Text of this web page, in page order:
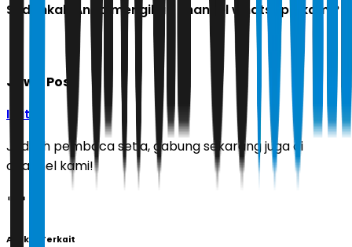
Sudahkah Anda mengikuti channel whatsapp kami?
Jawa Pos
Ikuti
Jadilah pembaca setia, gabung sekarang juga di
channel kami!
Artikel Terkait